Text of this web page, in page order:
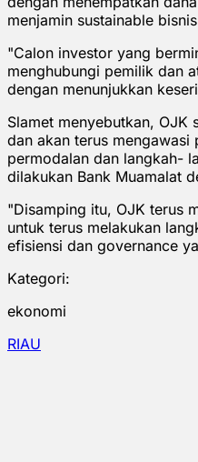
menjamin sustainable
"Calon investor yang
menghubungi pemilik dan
dengan menunjukkan
Slamet menyebutkan, OJK
dan akan terus mengawasi
permodalan dan langkah-
dilakukan Bank Muamalat
"Disamping itu, OJK terus
untuk terus melakukan
efisiensi dan governance
Kategori:
ekonomi
RIAU